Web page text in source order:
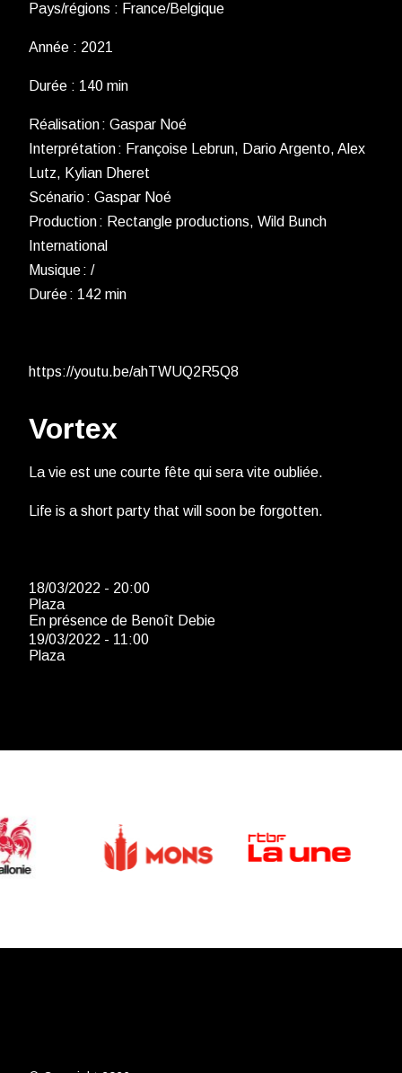
Pays/régions : France/Belgique
Année : 2021
Durée : 140 min
Réalisation : Gaspar Noé
Interprétation : Françoise Lebrun, Dario Argento, Alex
Lutz, Kylian Dheret
Scénario : Gaspar Noé
Production : Rectangle productions, Wild Bunch
International
Musique : /
Durée : 142 min
https://youtu.be/ahTWUQ2R5Q8
Vortex
La vie est une courte fête qui sera vite oubliée.
Life is a short party that will soon be forgotten.
18/03/2022 - 20:00
Plaza
En présence de Benoît Debie
19/03/2022 - 11:00
Plaza